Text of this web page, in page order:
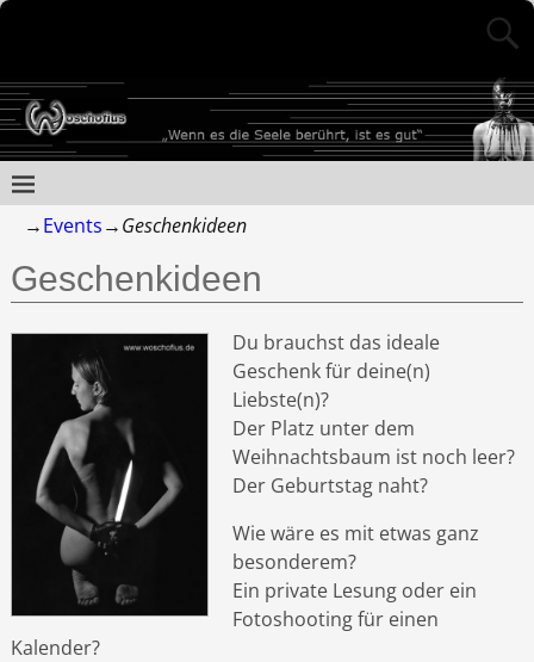
→Events→Geschenkideen
Geschenkideen
Du brauchst das ideale
Geschenk für deine(n)
Liebste(n)?
Der Platz unter dem
Weihnachtsbaum ist noch leer?
Der Geburtstag naht?
Wie wäre es mit etwas ganz
besonderem?
Ein private Lesung oder ein
Fotoshooting für einen
Kalender?